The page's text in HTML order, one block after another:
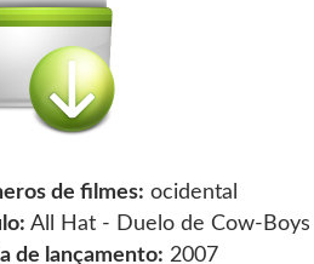
de filmes: ocidental
All Hat - Duelo de Cow-Boys
de lançamento: 2007